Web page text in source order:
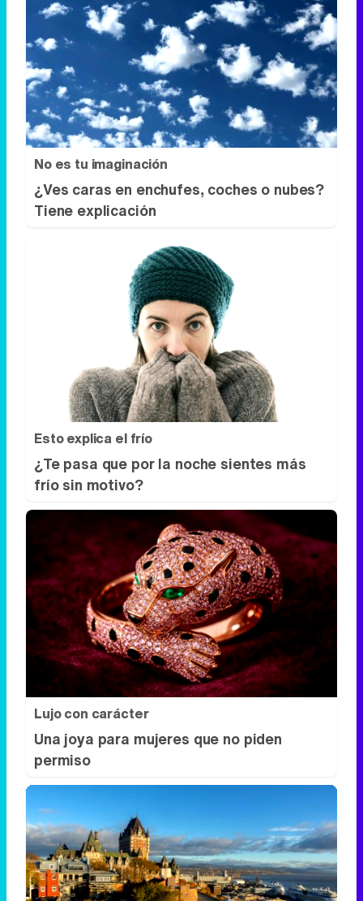
No es tu imaginación
¿Ves caras en enchufes, coches o nubes?
Tiene explicación
Esto explica el frío
¿Te pasa que por la noche sientes más
frío sin motivo?
Lujo con carácter
Una joya para mujeres que no piden
permiso